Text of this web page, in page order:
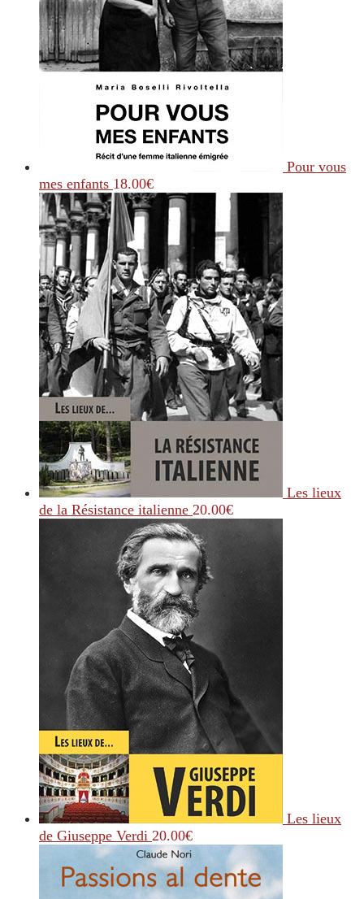
Pour vous
mes enfants 18.00€
Les lieux
de la Résistance italienne 20.00€
Les lieux
de Giuseppe Verdi 20.00€